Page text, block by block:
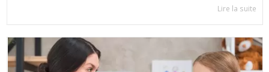
Lire la suite